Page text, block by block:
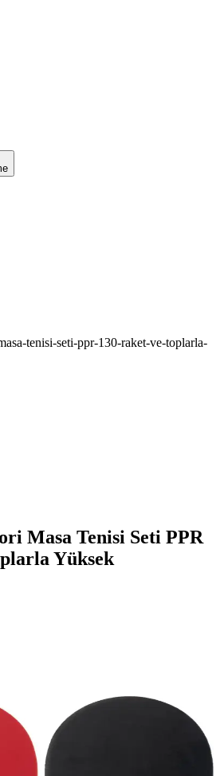
tenisi-seti-ppr-130-raket-ve-toplarla-
Masa Tenisi Seti PPR
Yüksek